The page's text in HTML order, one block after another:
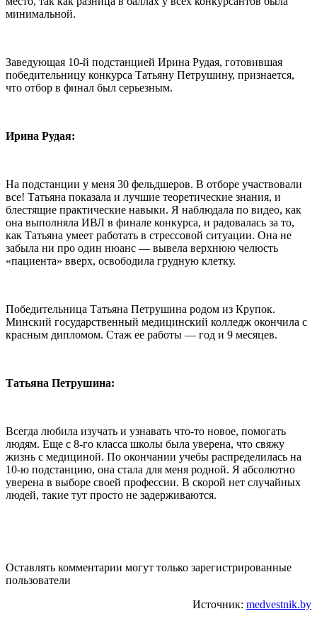
минимальной.
Заведующая 10-й подстанцией Ирина Рудая, готовившая
победительницу конкурса Татьяну Петрушину, признается,
что отбор в финал был серьезным.
Ирина Рудая:
На подстанции у меня 30 фельдшеров. В отборе участвовали
все! Татьяна показала и лучшие теоретические знания, и
блестящие практические навыки. Я наблюдала по видео, как
она выполняла ИВЛ в финале конкурса, и радовалась за то,
как Татьяна умеет работать в стрессовой ситуации. Она не
забыла ни про один нюанс — вывела верхнюю челюсть
«пациента» вверх, освободила грудную клетку.
Победительница Татьяна Петрушина родом из Крупок.
Минский государственный медицинский колледж окончила с
красным дипломом. Стаж ее работы — год и 9 месяцев.
Татьяна Петрушина:
Всегда любила изучать и узнавать что-то новое, помогать
людям. Еще с 8-го класса школы была уверена, что свяжу
жизнь с медициной. По окончании учебы распределилась на
10-ю подстанцию, она стала для меня родной. Я абсолютно
уверена в выборе своей профессии. В скорой нет случайных
людей, такие тут просто не задерживаются.
Оставлять комментарии могут только зарегистрированные
пользователи
Источник: medvestnik.by